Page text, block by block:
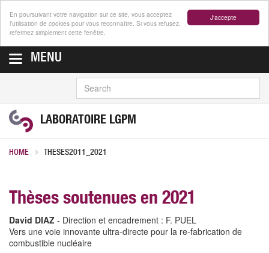
J'accepte
En poursuivant votre navigation sur ce site, vous acceptez
l’utilisation de cookies pour vous reconnaître. Si vous refusez,
refermez simplement cette fenêtre.
MENU
LABORATOIRE LGPM
HOME THESES2011_2021
Thèses soutenues en 2021
David DIAZ - Direction et encadrement : F. PUEL
Vers une voie innovante ultra-directe pour la re-fabrication de
combustible nucléaire